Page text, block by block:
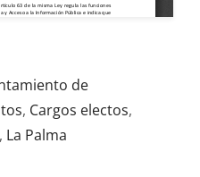
de
, Cargos electos,
, La Palma